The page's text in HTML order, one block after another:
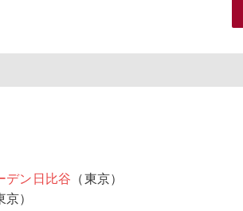
デン日比谷 （東京）
京）